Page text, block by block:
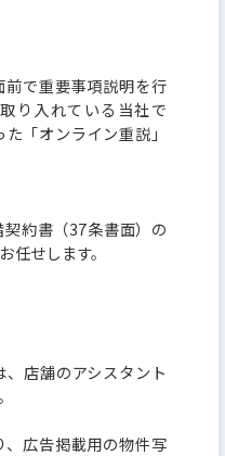
前で重要事項説明を行
り入れている当社で
「オンライン重説」
約書（37条書面）の
任せします。
店舗のアシスタント
、広告掲載用の物件写